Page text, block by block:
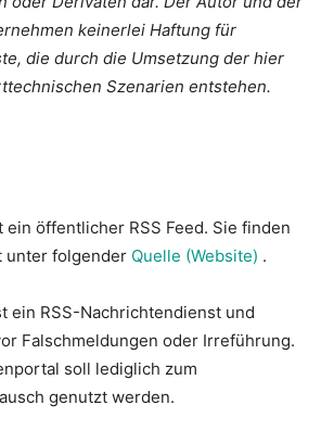
keinerlei Haftung für
die durch die Umsetzung der hier
Szenarien entstehen.
ein öffentlicher RSS Feed. Sie finden
unter folgender Quelle (Website) .
ein RSS-Nachrichtendienst und
Falschmeldungen oder Irreführung.
soll lediglich zum
genutzt werden.